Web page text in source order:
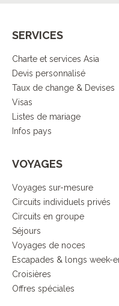
SERVICES
Charte et services Asia
Devis personnalisé
Taux de change & Devises
Visas
Listes de mariage
Infos pays
VOYAGES
Voyages sur-mesure
Circuits individuels privés
Circuits en groupe
Séjours
Voyages de noces
Escapades & longs week-
Croisières
Offres spéciales